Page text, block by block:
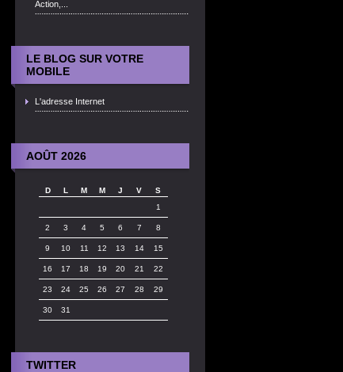
Action,...
LE BLOG SUR VOTRE
MOBILE
L'adresse Internet
AOÛT 2026
D L M M J V
S
1
2 3 4 5 6 7 8
9 10 11 12 13 14 15
16 17 18 19 20 21 22
23 24 25 26 27 28 29
30 31
TWITTER